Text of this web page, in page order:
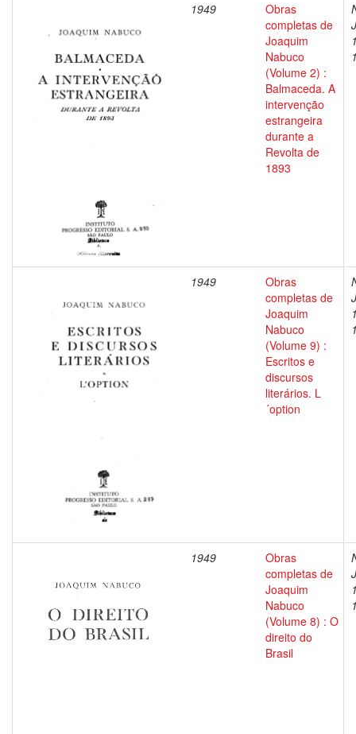
1949
Obras
completas de
Joaquim
Nabuco
(Volume 2) :
Balmaceda. A
intervenção
estrangeira
durante a
Revolta de
1893
1949
Obras
completas de
Joaquim
Nabuco
(Volume 9) :
Escritos e
discursos
literários. L
´option
1949
Obras
completas de
Joaquim
Nabuco
(Volume 8) : O
direito do
Brasil